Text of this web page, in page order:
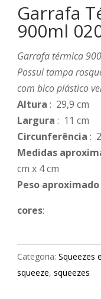
Garrafa
900ml
Garrafa térmica
Possui tampa
com bico plástico
Altura : 29,9 cm
Largura : 11 cm
Circunferência :
Medidas
cm x 4 cm
Peso aproximado
cores:
Categoria: Squeezes
squeeze, squeezes